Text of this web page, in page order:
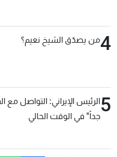
4من يصدّق الشيخ نعيم؟
5الرئيس الإيراني: التواصل
جداً" في الوقت الحالي